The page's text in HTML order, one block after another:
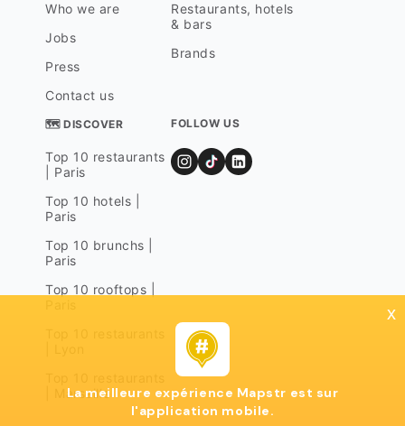
Who we are
Jobs
Press
Contact us
Restaurants, hotels
& bars
Brands
🗺 DISCOVER
Top 10 restaurants
| Paris
Top 10 hotels |
Paris
Top 10 brunchs |
Paris
Top 10 rooftops |
| Marseille
FOLLOW US
x
La meilleure expérience Mapstr est sur
l'application mobile.